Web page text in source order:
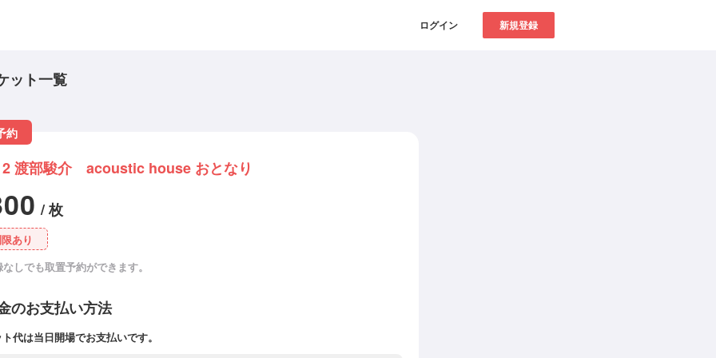
ログイン 新規登録
ット一覧
約
渡部駿介 acoustic house おとなり
/ 枚
あり
しでも取置予約ができます。
のお支払い方法
代は当日開場でお支払いです。